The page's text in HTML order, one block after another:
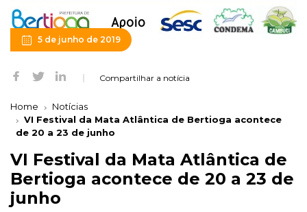
5 de junho de 2019
Compartilhar a notícia
Home
Notícias
VI Festival da Mata Atlântica de Bertioga acontece
de 20 a 23 de junho
VI Festival da Mata Atlântica de
Bertioga acontece de 20 a 23 de
junho